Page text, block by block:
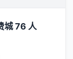
城 76 人